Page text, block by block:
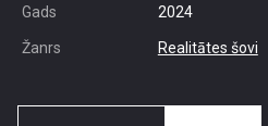
Gads 2024
Žanrs Realitātes šovi